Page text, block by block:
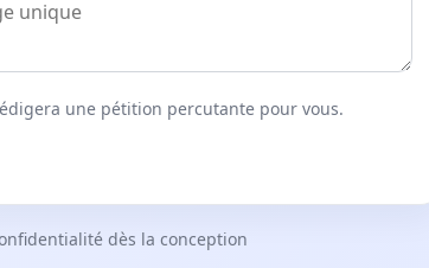
une pétition percutante pour vous.
dès la conception